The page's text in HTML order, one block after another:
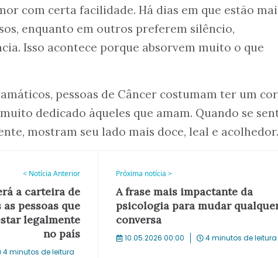
com certa facilidade. Há dias em que estão
enquanto em outros preferem silêncio,
Isso acontece porque absorvem muito o que
pessoas de Câncer costumam ter um
dedicado àqueles que amam. Quando se
mostram seu lado mais doce, leal e acolhedor.
< Notícia Anterior
a carteira de
pessoas que
legalmente
no país
4 minutos de leitura
Próxima notícia >
A frase mais impactante da
psicologia para mudar
conversa
10.05.2026 00:00 4 minutos de leitura